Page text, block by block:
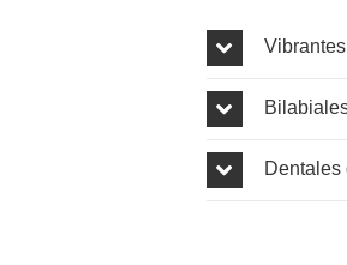
Dentales